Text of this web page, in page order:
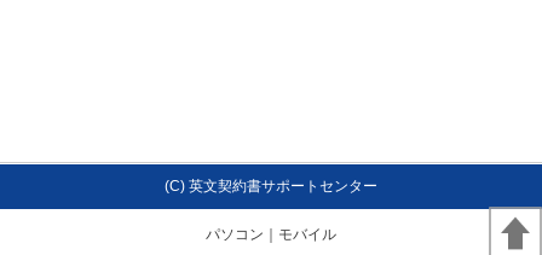
(C) 英文契約書サポートセンター
パソコン ｜モバイル